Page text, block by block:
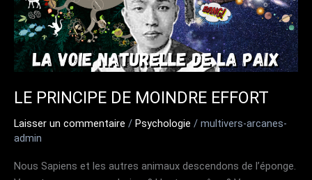
LE PRINCIPE DE MOINDRE EFFORT
Laisser un commentaire / Psychologie / multivers-arcanes-
admin
Nous Sapiens et les autres animaux descendons de l’éponge.